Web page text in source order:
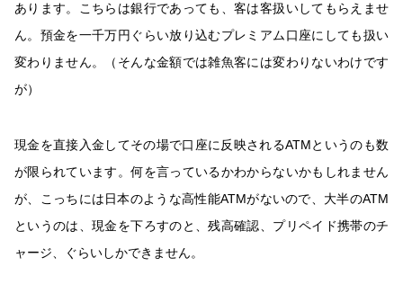
あります。こちらは銀行であっても、客は客扱いしてもらえませ
ん。預金を一千万円ぐらい放り込むプレミアム口座にしても扱い
変わりません。（そんな金額では雑魚客には変わりないわけです
が）
現金を直接入金してその場で口座に反映されるATMというのも数
が限られています。何を言っているかわからないかもしれません
が、こっちには日本のような高性能ATMがないので、大半のATM
というのは、現金を下ろすのと、残高確認、プリペイド携帯のチ
ャージ、ぐらいしかできません。